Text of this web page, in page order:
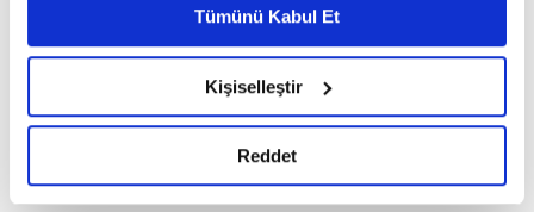
Metnimizi ziyaret edebilirsiniz.
6698 sayılı Kişisel Verilerin Korunması Kanunu uyarınca
okumak ve sitemizi ziyaretiniz kapsamında
gerçekleştirilen veri işleme faaliyetleri ile ilgili daha
detaylı bilgi almak için lütfentıklayınız.
Tümünü Kabul Et
Kişiselleştir
Reddet
2,5'ine denk geliyor.
Enerji ve Tabii Kaynaklar Bakanı Alparslan
Bayraktar da X hesabından yaptığı videolu
paylaşımda, Türkiye'nin son 15 yılda yenilenebilir